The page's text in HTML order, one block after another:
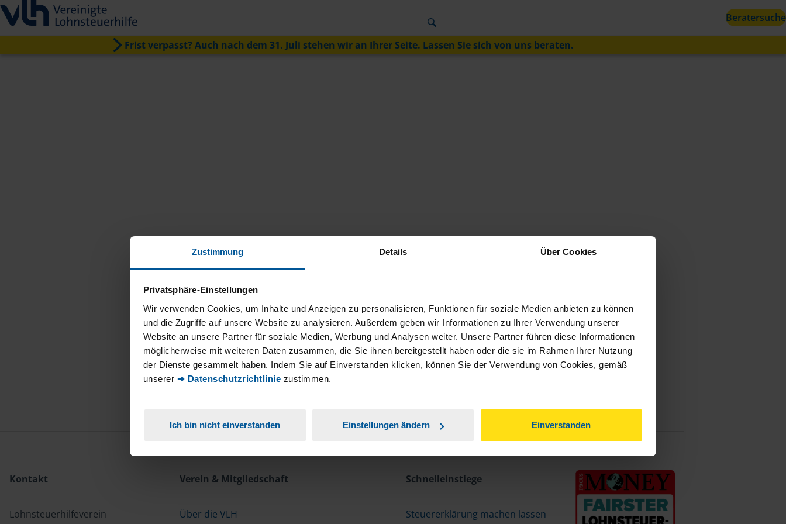
Zustimmung Details Über Cookies
Privatsphäre-Einstellungen
Wir verwenden Cookies, um Inhalte und Anzeigen zu personalisieren, Funktionen für soziale Medien anbieten zu können
und die Zugriffe auf unsere Website zu analysieren. Außerdem geben wir Informationen zu Ihrer Verwendung unserer
Website an unsere Partner für soziale Medien, Werbung und Analysen weiter. Unsere Partner führen diese Informationen
möglicherweise mit weiteren Daten zusammen, die Sie ihnen bereitgestellt haben oder die sie im Rahmen Ihrer Nutzung
der Dienste gesammelt haben. Indem Sie auf Einverstanden klicken, können Sie der Verwendung von Cookies, gemäß
unserer ➔ Datenschutzrichtlinie zustimmen.
Ich bin nicht einverstanden Einstellungen ändern Einverstanden
Beratersuche
Frist verpasst? Auch nach dem 31. Juli stehen wir an Ihrer Seite. Lassen Sie sich von uns beraten.
Kontakt
Lohnsteuerhilfeverein
Verein & Mitgliedschaft
Über die VLH
Schnelleinstiege
Steuererklärung machen lassen